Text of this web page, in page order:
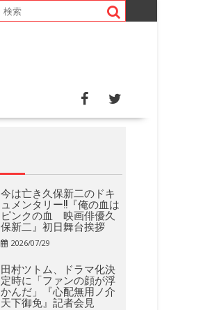
今は亡き久保新二のドキ
ュメンタリー!!『俺の血は
ピンクの血 映画俳優久
保新二』初日舞台挨拶
2026/07/29
田村ツトム、ドラマ化決
定時に「ファンの顔が浮
かんだ」『心配無用ノ介
天下御免』記者会見